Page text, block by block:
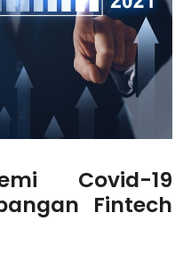
Covid-19
Fintech